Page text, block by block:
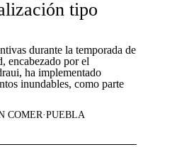
tipo
durante la temporada de
encabezado por el
ha implementado
inundables, como parte
COMER·PUEBLA